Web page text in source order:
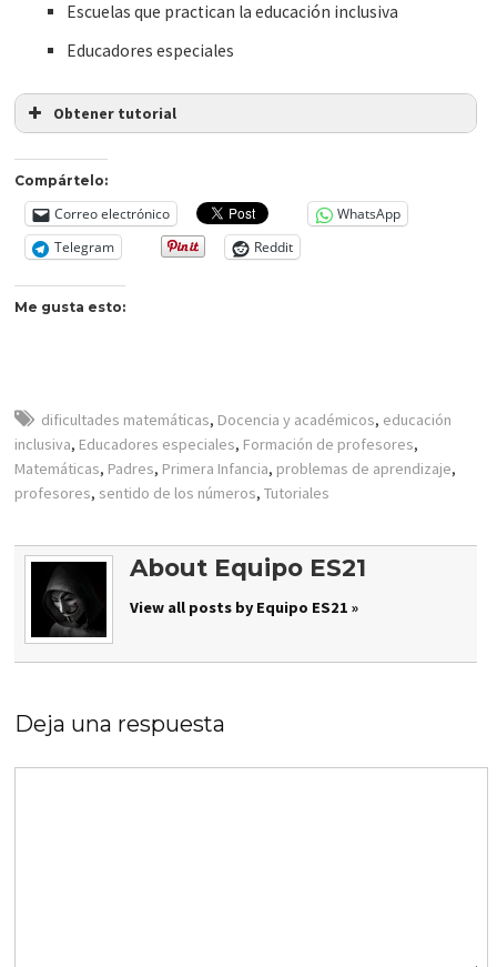
Escuelas que practican la educación inclusiva
Educadores especiales
Obtener tutorial
Compártelo:
Correo electrónico
WhatsApp
Telegram
Reddit
Me gusta esto:
dificultades matemáticas, Docencia y académicos, educación
inclusiva, Educadores especiales, Formación de profesores,
Matemáticas, Padres, Primera Infancia, problemas de aprendizaje,
profesores, sentido de los números,Tutoriales
About Equipo ES21
View all posts by Equipo ES21 »
Deja una respuesta